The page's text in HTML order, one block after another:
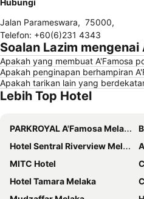
Hubungi
Jalan Parameswara, 75000,
Telefon: +60(6)231 4343
Soalan Lazim mengenai
Apakah yang membuat A'Famosa
Apakah penginapan berhampiran
Apakah tarikan lain yang
Lebih Top Hotel
PARKROYAL A'Famosa Melaka Resort
Hotel Sentral Riverview Melaka
MITC Hotel
Hotel Tamara Melaka